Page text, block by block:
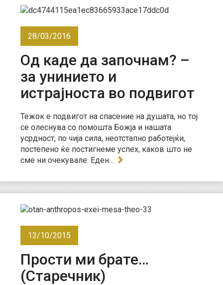
28/03/2016
Од каде да започнам? –
за унинието и
истрајноста во подвигот
Тежок е подвигот на спасение на душата, но тој
се олеснува со помошта Божја и нашата
усрдност, по чија сила, неотстапно работејќи,
постепено ќе постигнеме успех, каков што не
сме ни очекувале. Еден…
13/10/2015
Прости ми брате…
(Старечник)